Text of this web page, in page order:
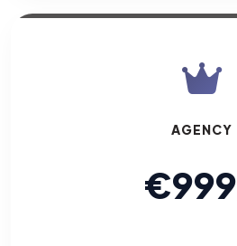
AGENCY
€999